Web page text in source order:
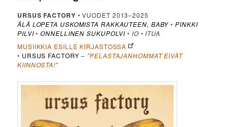
URSUS FACTORY • VUODET 2013–2025
ÄLÄ LOPETA USKOMISTA RAKKAUTEEN, BABY •PINKKI
PILVI•ONNELLINEN SUKUPOLVI • IO• ITUA
MUSIIKKIA ESILLE KIRJASTOSSA
• URSUS FACTORY – ”PELASTAJANHOMMAT EIVÄT
KIINNOSTA!”